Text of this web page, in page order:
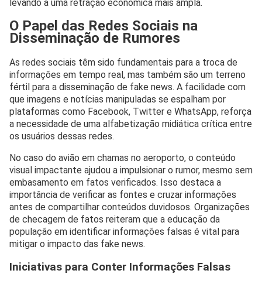
levando a uma retração econômica mais ampla.
O Papel das Redes Sociais na
Disseminação de Rumores
As redes sociais têm sido fundamentais para a troca de
informações em tempo real, mas também são um terreno
fértil para a disseminação de fake news. A facilidade com
que imagens e notícias manipuladas se espalham por
plataformas como Facebook, Twitter e WhatsApp, reforça
a necessidade de uma alfabetização midiática crítica entre
os usuários dessas redes.
No caso do avião em chamas no aeroporto, o conteúdo
visual impactante ajudou a impulsionar o rumor, mesmo sem
embasamento em fatos verificados. Isso destaca a
importância de verificar as fontes e cruzar informações
antes de compartilhar conteúdos duvidosos. Organizações
de checagem de fatos reiteram que a educação da
população em identificar informações falsas é vital para
mitigar o impacto das fake news.
Iniciativas para Conter Informações Falsas